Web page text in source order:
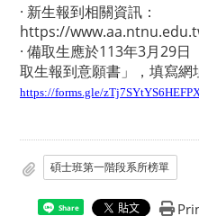
· 新生報到相關資訊：
https://
· 備取生應於113年3月29
取生報到意願書」，填寫網
https://forms.gle/
碩士班第一階段系所榜單
Share